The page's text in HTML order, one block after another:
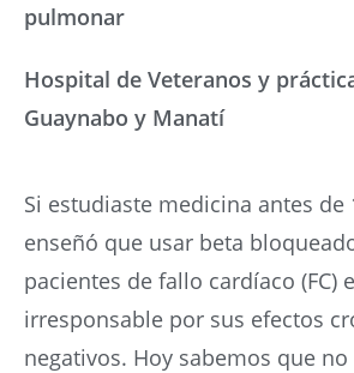
pulmonar
Hospital de Veteranos y
Guaynabo y Manatí
Si estudiaste medicina antes de
enseñó que usar beta
pacientes de fallo cardíaco (FC)
irresponsable por sus efectos
negativos. Hoy sabemos que